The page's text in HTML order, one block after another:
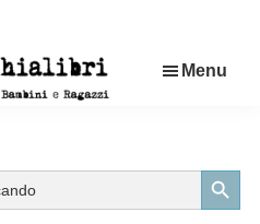
Menu
Search Button